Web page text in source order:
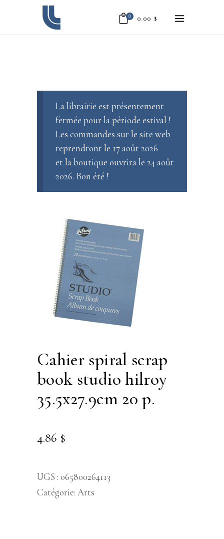
0 0.00 $
La librairie est présentement
fermée pour la période estival !
Les commandes sur le site web
reprendront le 17 août 2026
et la boutique ouvrira le 24 août
2026. Bon été !
cahier spiral scrap
book studio hilroy
35.5x27.9cm 20 p.
4.86 $
UGS : 065800264113
Catégorie: Arts